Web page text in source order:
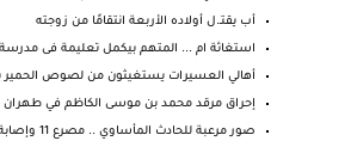
أب يقتـ.ل أولاده الأربعة انتقامًا من زوجته
استغاثة ام ... المتهم بيكمل تعليمة فى
أهالي العسيرات يستغيثون من لصوص الحمير
إحراق مرقد محمد بن موسى الكاظم في طهران
صور مرعبة للحادث المأساوي .. مصرع 11 وإصابة 9 في ت...